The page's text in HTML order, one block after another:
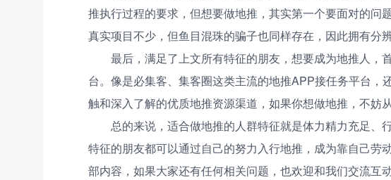
推执行过程的要求，但想要做地推，其实第一个要面对的问
真实项目不少，但鱼目混珠的骗子也同样存在，因此拥有分
最后，满足了上文所有特征的朋友，想要成为地推人，
台。像是必集客、集客圈这类主流的地推APP接任务平台，
触和深入了解的优质地推资源渠道，如果你想做地推，不妨
总的来说，适合做地推的人群特征就是体力精力充足、
特征的朋友都可以通过自己的努力入行地推，成为靠自己劳
部内容，如果大家还有任何相关问题，也欢迎和我们交流互动